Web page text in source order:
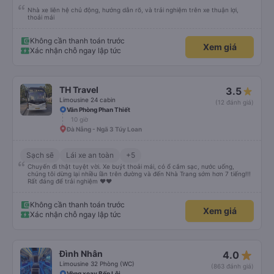
nếu không có tài xế... Cảm ơn các bạn rất nhiều.
Nhà xe liên hệ chủ động, hướng dẫn rõ, và trải nghiệm trên xe thuận lợi,
thoải mái
Không cần thanh toán trước
Xác nhận chỗ ngay lập tức
Xem giá
TH Travel
Limousine 24 cabin
3.5
(12 đánh giá)
Văn Phòng Phan Thiết
10 giờ
Đà Nẵng - Ngã 3 Túy Loan
Sạch sẽ Lái xe an toàn +5
Chuyến đi thật tuyệt vời. Xe buýt thoải mái, có ổ cắm sạc, nước uống,
chúng tôi dừng lại nhiều lần trên đường và đến Nhà Trang sớm hơn 7 tiếng!!!
Rất đáng để trải nghiệm ♥️♥️
Không cần thanh toán trước
Xác nhận chỗ ngay lập tức
Xem giá
Đình Nhân
Limousine 32 Phòng (WC)
4.0 star_rate
(863 đánh giá)